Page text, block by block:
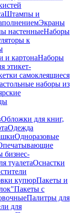
Штампы и
Экраны
настенныеНаборы
к
и картонаНаборы
этикет-
самоклеящиеся
наборы из
Обложки для книг,
Одежда
Одноразовые
бизнес-
туалетаОснастки
купюрПакеты и
Пакеты с
Палитры для
для